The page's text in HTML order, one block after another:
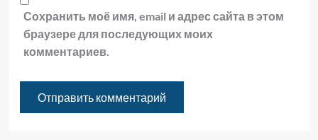
Сохранить моё имя, email и адрес сайта в этом
браузере для последующих моих
комментариев.